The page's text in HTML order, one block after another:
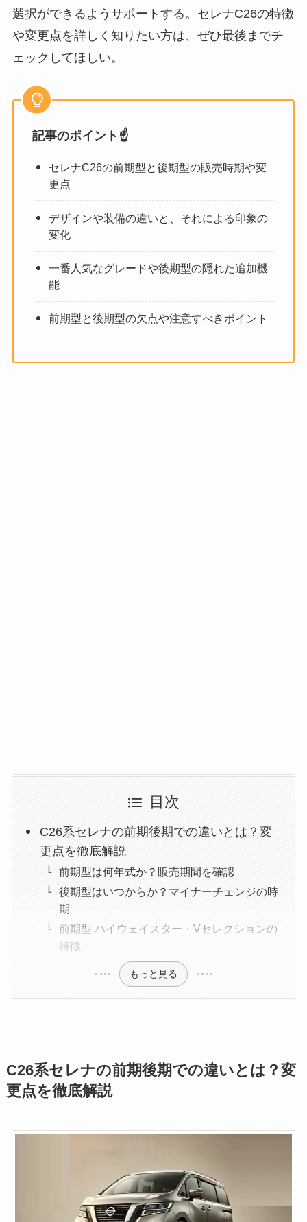
選択ができるようサポートする。セレナC26の特徴
や変更点を詳しく知りたい方は、ぜひ最後までチ
ェックしてほしい。
記事のポイント☝️
セレナC26の前期型と後期型の販売時期や変
更点
デザインや装備の違いと、それによる印象の
変化
一番人気なグレードや後期型の隠れた追加機
能
前期型と後期型の欠点や注意すべきポイント
目次
C26系セレナの前期後期での違いとは？変
更点を徹底解説
前期型は何年式か？販売期間を確認
後期型はいつからか？マイナーチェンジの時
期
前期型 ハイウェイスター・Vセレクションの
特徴
もっと見る
C26系セレナの前期後期での違いとは？変
更点を徹底解説